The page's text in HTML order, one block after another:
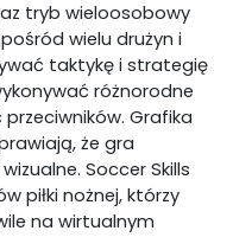
tryb wieloosobowy
wielu drużyn i
taktykę i strategię
różnorodne
Grafika
że gra
Soccer Skills
piłki nożnej, którzy
na wirtualnym